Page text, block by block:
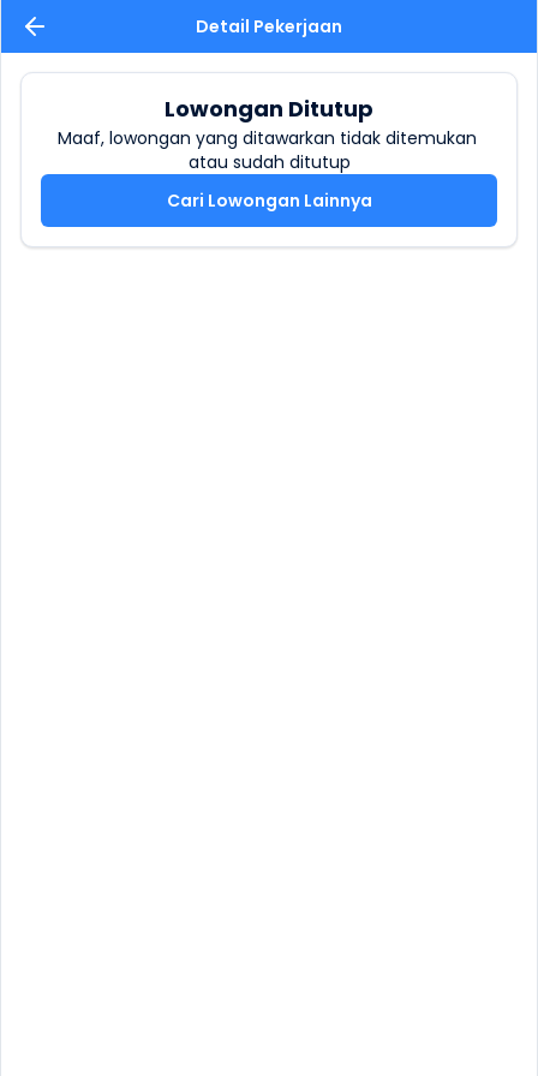
Detail Pekerjaan
Lowongan Ditutup
Maaf, lowongan yang ditawarkan tidak ditemukan
atau sudah ditutup
Cari Lowongan Lainnya